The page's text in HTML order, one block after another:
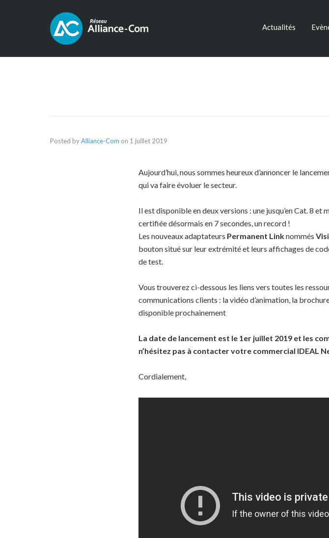
Actualités
Posted byAlliance-Com on 1 juillet 2019
Aujourd’hui, nous sommes heureux d’annoncer le
qui va faire évoluer le secteur.
Il est disponible en deux versions : une jusqu’en Cat. 8
certifiée désormais en 7 secondes, un record !
Les nouveaux adaptateurs Permanent Linknommés
bouton situé sur leur extrémité et leurs affichages de
de test.
Vous trouverez ci-dessous les liens vers toutes les
communications clients : la vidéo d’animation, la
disponible prochainement
La date de lancement est le 1er juillet 2019 et les
n’hésitez pas à contacter votre commercial IDEAL
Cordialement,